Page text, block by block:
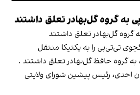
به گروه گل‌بهادر تعلق داشتند
گل‌بهادر تعلق داشتند
اجساد ۵۰ جنگجوی تی‌تی‌پی را به پکتیکا منتقل
به گروه حافظ گل‌بهادر تعلق داشتند .
احدی، رئیس پیشین شورای ولایتی